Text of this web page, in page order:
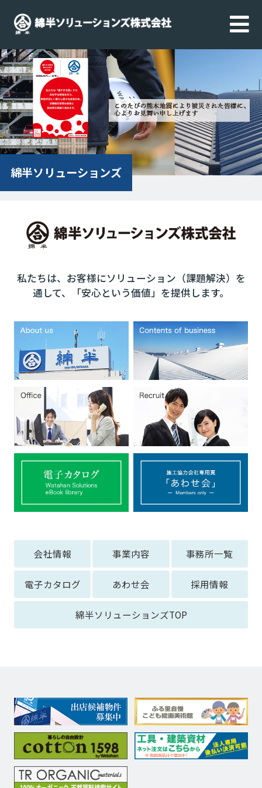
綿半ソリューションズ
私たちは、お客様にソリューション（課題解決）を
通して、「安心という価値」を提供します。
会社情報 事業内容 事務所一覧
電子カタログ あわせ会 採用情報
綿半ソリューションズTOP